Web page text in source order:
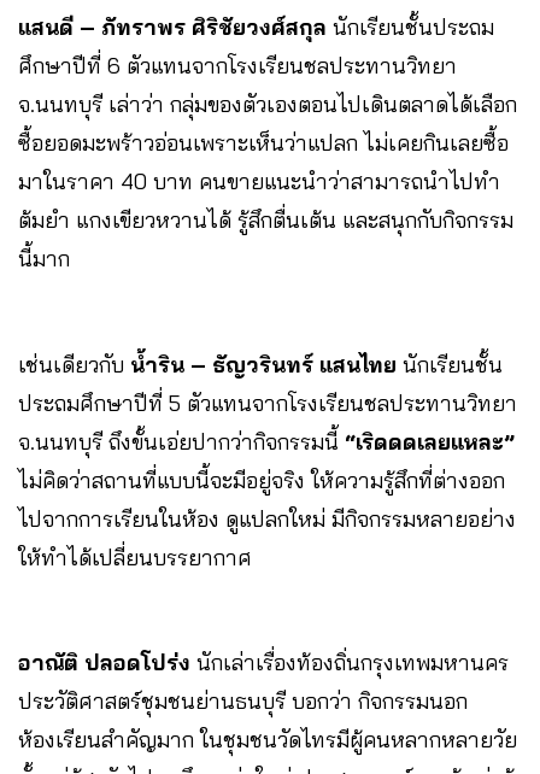
แสนดี – ภัทราพร ศิริชัยวงศ์สกุล นักเรียนชั้นประถม
ศึกษาปีที่ 6 ตัวแทนจากโรงเรียนชลประทานวิทยา
จ.นนทบุรี เล่าว่า กลุ่มของตัวเองตอนไปเดินตลาดได้เลือก
ซื้อยอดมะพร้าวอ่อนเพราะเห็นว่าแปลก ไม่เคยกินเลยซื้อ
มาในราคา 40 บาท คนขายแนะนำว่าสามารถนำไปทำ
ต้มยำ แกงเขียวหวานได้ รู้สึกตื่นเต้น และสนุกกับกิจกรรม
นี้มาก
เช่นเดียวกับ น้ำริน – ธัญวรินทร์ แสนไทย นักเรียนชั้น
ประถมศึกษาปีที่ 5 ตัวแทนจากโรงเรียนชลประทานวิทยา
จ.นนทบุรี ถึงขั้นเอ่ยปากว่ากิจกรรมนี้ “เริดดดเลยแหละ”
ไม่คิดว่าสถานที่แบบนี้จะมีอยู่จริง ให้ความรู้สึกที่ต่างออก
ไปจากการเรียนในห้อง ดูแปลกใหม่ มีกิจกรรมหลายอย่าง
ให้ทำได้เปลี่ยนบรรยากาศ
อาณัติ ปลอดโปร่ง นักเล่าเรื่องท้องถิ่นกรุงเทพมหานคร
ประวัติศาสตร์ชุมชนย่านธนบุรี บอกว่า กิจกรรมนอก
ห้องเรียนสำคัญมาก ในชุมชนวัดไทรมีผู้คนหลากหลายวัย